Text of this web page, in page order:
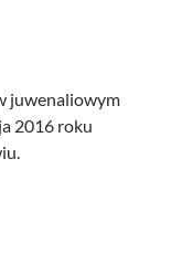
juwenaliowym
2016 roku